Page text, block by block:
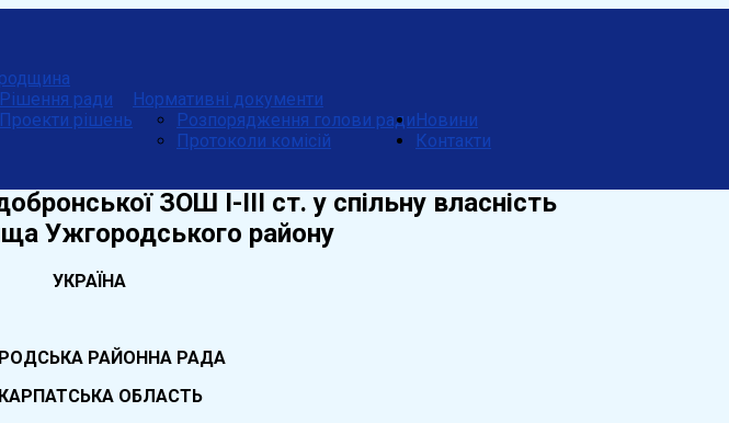
Нормативні документи
Рішення ради
Проекти рішень
Розпорядження голови ради
Протоколи комісій
Новини
Контакти
ЗОШ І-ІІІ ст. у спільну власність
Ужгородського району
УКРАЇНА
РАЙОННА РАДА
ОБЛАСТЬ